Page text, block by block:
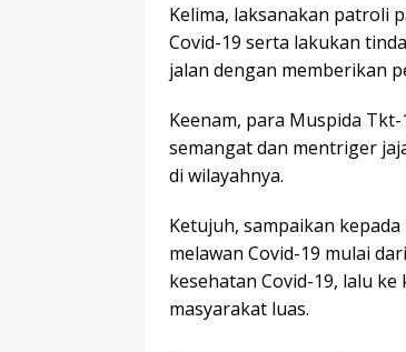
Kelima, laksanakan patroli
Covid-19 serta lakukan
jalan dengan memberikan
Keenam, para Muspida
semangat dan mentriger
di wilayahnya.
Ketujuh, sampaikan
melawan Covid-19 mulai
kesehatan Covid-19, lalu
masyarakat luas.